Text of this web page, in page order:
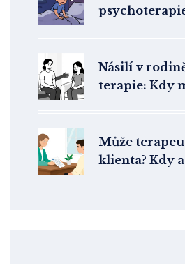
Násilí v
terapie: Kdy
Může
klienta? Kdy